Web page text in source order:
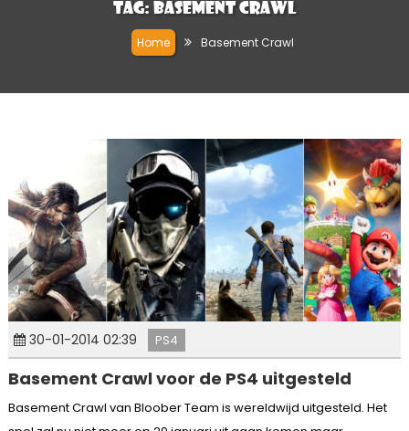
Tag: Basement Crawl
Home Basement Crawl
30-01-2014 02:39 PS4
Basement Crawl voor de PS4 uitgesteld
Basement Crawl van Bloober Team is wereldwijd uitgesteld. Het